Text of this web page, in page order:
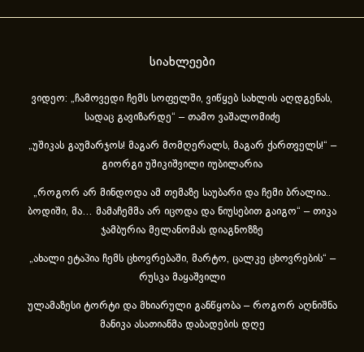
სიახლეები
ვიდეო: „ჩამოვედი ჩემს სოფელში, ვიწყებ სახლის აღდგენას,
სადაც გავიზარდე“ – თამო ვაშალომიძე
„უშიკას გაუმარჯოს! მაგარ მომღერალს, მაგარ ქართველს!“ –
გიორგი უშიკიშვილი იუბილარია
„როგორ არ მინდოდა ამ თემაზე საუბარი და ჩემი ბრალია..
ბოდიში, მა… მამაჩემმა არ იცოდა და ნიუსებით გაიგო“ – თიკა
ჯამბურია მელანომას დიაგნოზზე
„ახა­ლი ეტა­პია ჩემს ცხოვ­რე­ბა­ში, მარ­ტო, ცალ­კე ცხოვ­რე­ბის“ –
რუსკა მაყაშვილი
ულამაზესი ტორტი და მხიარული განწყობა – როგორ აღნიშნა
მანიკა ასათიანმა დაბადების დღე